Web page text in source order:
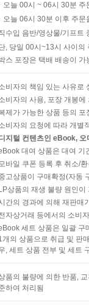
고; 인자(仁者)는
서의 언행, 손님 접
의해야할 점을 포괄
정에서 돌아와 “
로 없다.
(玉器). 공자는 옥
‘백규일점(白圭一
은 질문에 대하여
中道)의 선에서 넘
오늘 00시 ~ 06시 30분
오늘 06시 30분 이후 주
수입 음반/영상물/기프트
, 당일 00시~13시 사이의
스 포장은 택배 배송이
비자의 책임 있는 사유로
비자의 사용, 포장 개봉
제가 가능한 상품 등의
비자의 요청에 따라 개별
지털 컨텐츠인 eBook,
대여 상품은 대여 기
바일 쿠폰 등록 후 취소/
고상품이 구매확정(자동
LP상품의 재생 불량 원인
간의 경과에 의해 재판매
자상거래 등에서의 소비
세트 상품은 일괄 구
개의 상품으로 취급 및 판
, 세트 상품 전부 및 세트
품의 불량에 의한 반품,
하여 처리됨